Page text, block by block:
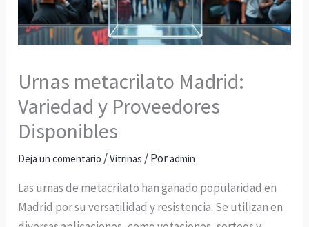
Urnas metacrilato Madrid:
Variedad y Proveedores
Disponibles
Deja un comentario /Vitrinas / Poradmin
Las urnas de metacrilato han ganado popularidad en
Madrid por su versatilidad y resistencia. Se utilizan en